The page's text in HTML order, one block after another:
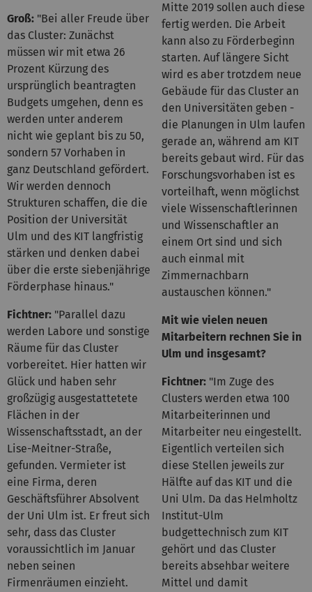
Groß: "Bei aller Freude über
das Cluster: Zunächst
müssen wir mit etwa 26
Prozent Kürzung des
ursprünglich beantragten
Budgets umgehen, denn es
werden unter anderem
nicht wie geplant bis zu 50,
sondern 57 Vorhaben in
ganz Deutschland gefördert.
Wir werden dennoch
Strukturen schaffen, die die
Position der Universität
Ulm und des KIT langfristig
stärken und denken dabei
über die erste siebenjährige
Förderphase hinaus."
Fichtner: "Parallel dazu
werden Labore und sonstige
Räume für das Cluster
vorbereitet. Hier hatten wir
Glück und haben sehr
großzügig ausgestattetete
Flächen in der
Wissenschaftsstadt, an der
Lise-Meitner-Straße,
gefunden. Vermieter ist
eine Firma, deren
Geschäftsführer Absolvent
der Uni Ulm ist. Er freut sich
sehr, dass das Cluster
voraussichtlich im Januar
neben seinen
Firmenräumen einzieht.
Mitte 2019 sollen auch diese
fertig werden. Die Arbeit
kann also zu Förderbeginn
starten. Auf längere Sicht
wird es aber trotzdem neue
Gebäude für das Cluster an
den Universitäten geben -
die Planungen in Ulm laufen
gerade an, während am KIT
bereits gebaut wird. Für das
Forschungsvorhaben ist es
vorteilhaft, wenn möglichst
viele Wissenschaftlerinnen
und Wissenschaftler an
einem Ort sind und sich
auch einmal mit
Zimmernachbarn
austauschen können."
Mit wie vielen neuen
Mitarbeitern rechnen Sie in
Ulm und insgesamt?
Fichtner: "Im Zuge des
Clusters werden etwa 100
Mitarbeiterinnen und
Mitarbeiter neu eingestellt.
Eigentlich verteilen sich
diese Stellen jeweils zur
Hälfte auf das KIT und die
Uni Ulm. Da das Helmholtz
Institut-Ulm
budgettechnisch zum KIT
gehört und das Cluster
bereits absehbar weitere
Mittel und damit